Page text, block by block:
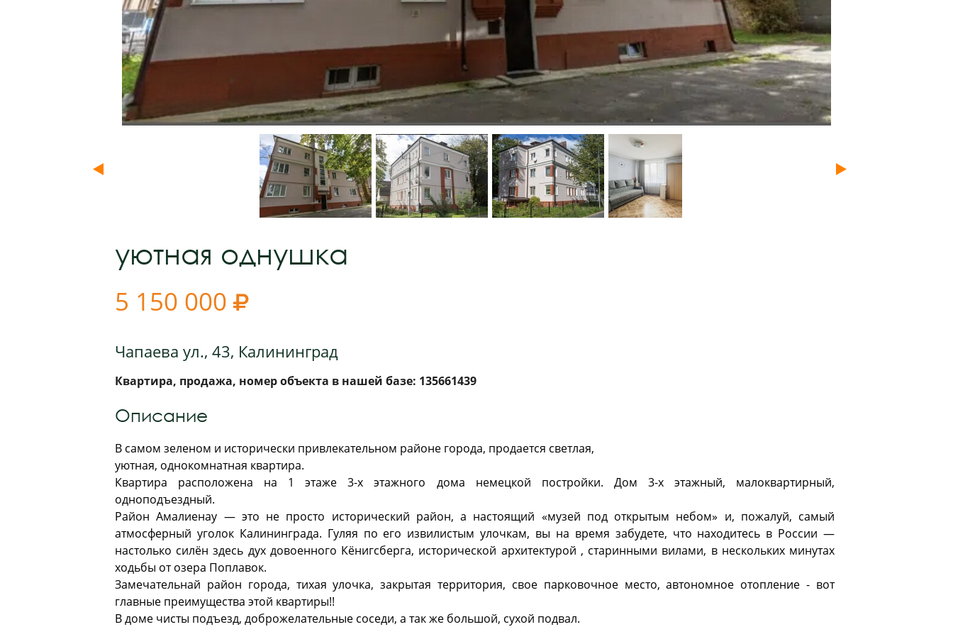
уютная однушка
5 150 000 
Чапаева ул., 43, Калининград
Квартира, продажа, номер объекта в нашей базе: 135661439
Описание
В самом зеленом и исторически привлекательном районе города, продается светлая,
уютная, однокомнатная квартира.
Квартира расположена на 1 этаже 3-х этажного дома немецкой постройки. Дом 3-х этажный, малоквартирный,
одноподъездный.
Район Амалиенау — это не просто исторический район, а настоящий «музей под открытым небом» и, пожалуй, самый
атмосферный уголок Калининграда. Гуляя по его извилистым улочкам, вы на время забудете, что находитесь в России —
настолько силён здесь дух довоенного Кёнигсберга, исторической архитектурой , старинными вилами, в нескольких минутах
ходьбы от озера Поплавок.
Замечательнай район города, тихая улочка, закрытая территория, свое парковочное место, автономное отопление - вот
главные преимущества этой квартиры!!
В доме чисты подъезд, доброжелательные соседи, а так же большой, сухой подвал.